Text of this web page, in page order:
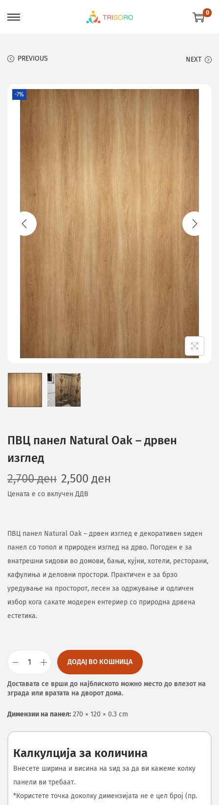
0
PREVIOUS NEXT
-7%
ПВЦ панел Natural Oak – дрвен
изглед
2,700ден 2,500 ден
Цената е со вклучен ДДВ
ПВЦ панел Natural Oak – дрвен изглед е декоративен ѕиден
панел со топол и природен изглед на дрво. Погоден е за
внатрешни ѕидови во домови, бањи, кујни, хотели, ресторани,
кафулиња и деловни простори. Практичен е за брзо
уредување на просторот, лесен за одржување и одличен
избор кога сакате модерен ентериер со природна дрвена
естетика.
ДОДАЈ ВО КОШНИЦА
Доставата се врши до најблиското можно место до влезот на
зграда или вратата на дворот дома.
Димензии на панел: 270 × 120 × 0.3 cm
Калкулција за количина
Внесете ширина и висина на ѕид за да ви кажеме колку
панели ви требаат.
*Користете точка доколку димензијата не е цел број (пр.